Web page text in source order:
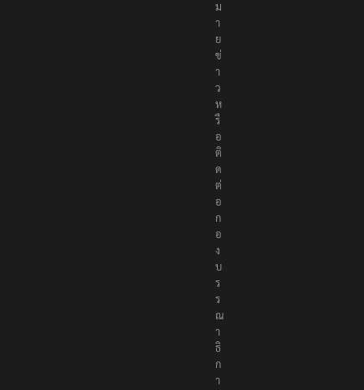
ง
ห
ม
า
ย
ข่
า
ว
ห
รื
อ
ติ
ด
ต่
อ
ก
อ
ง
บ
ร
ร
ณ
า
ธิ